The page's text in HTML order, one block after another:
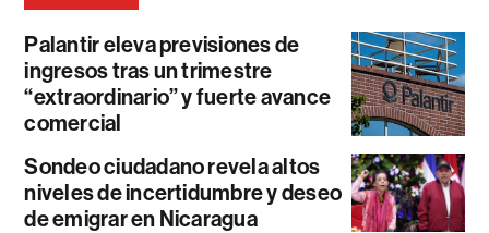
Palantir eleva previsiones de
ingresos tras un trimestre
“extraordinario” y fuerte avance
comercial
Sondeo ciudadano revela altos
niveles de incertidumbre y deseo
de emigrar en Nicaragua